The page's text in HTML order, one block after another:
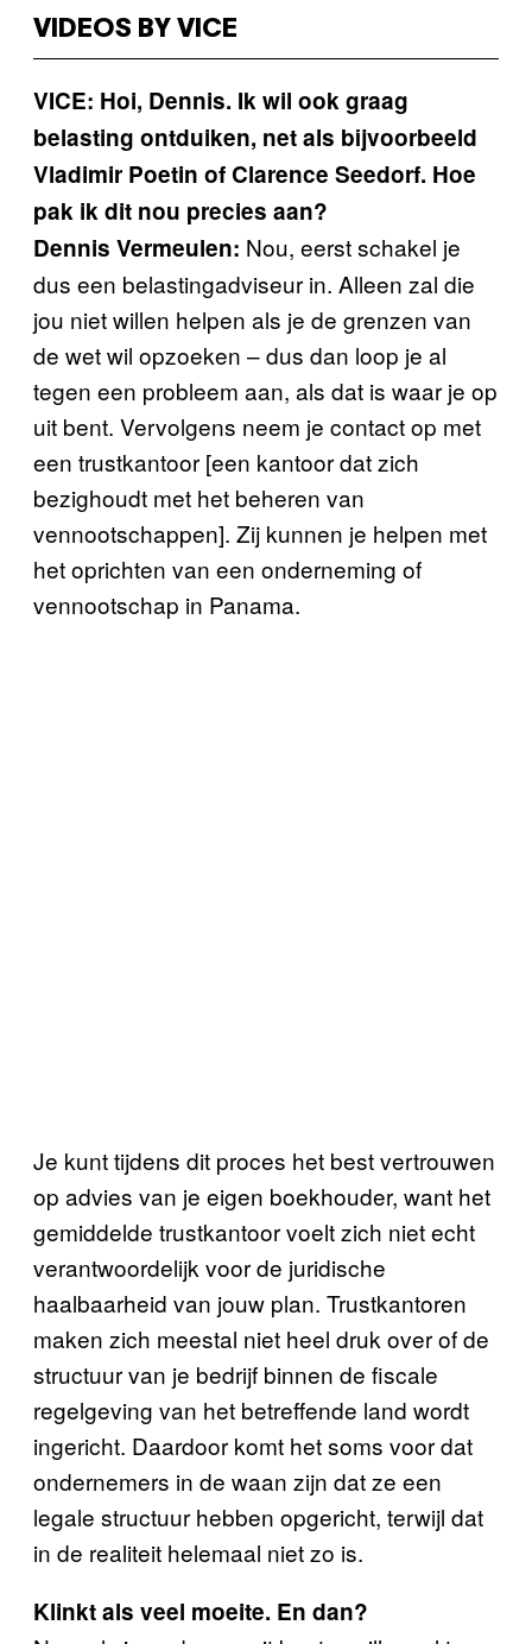
VIDEOS BY VICE
VICE: Hoi, Dennis. Ik wil ook graag
belasting ontduiken, net als bijvoorbeeld
Vladimir Poetin of Clarence Seedorf. Hoe
pak ik dit nou precies aan?
Dennis Vermeulen: Nou, eerst schakel je
dus een belastingadviseur in. Alleen zal die
jou niet willen helpen als je de grenzen van
de wet wil opzoeken – dus dan loop je al
tegen een probleem aan, als dat is waar je op
uit bent. Vervolgens neem je contact op met
een trustkantoor [een kantoor dat zich
bezighoudt met het beheren van
vennootschappen]. Zij kunnen je helpen met
het oprichten van een onderneming of
vennootschap in Panama.
Je kunt tijdens dit proces het best vertrouwen
op advies van je eigen boekhouder, want het
gemiddelde trustkantoor voelt zich niet echt
verantwoordelijk voor de juridische
haalbaarheid van jouw plan. Trustkantoren
maken zich meestal niet heel druk over of de
structuur van je bedrijf binnen de fiscale
regelgeving van het betreffende land wordt
ingericht. Daardoor komt het soms voor dat
ondernemers in de waan zijn dat ze een
legale structuur hebben opgericht, terwijl dat
in de realiteit helemaal niet zo is.
Klinkt als veel moeite. En dan?